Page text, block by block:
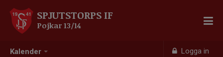
Kalender Logga in
SPJUTSTORPS IF
Pojkar 13/14